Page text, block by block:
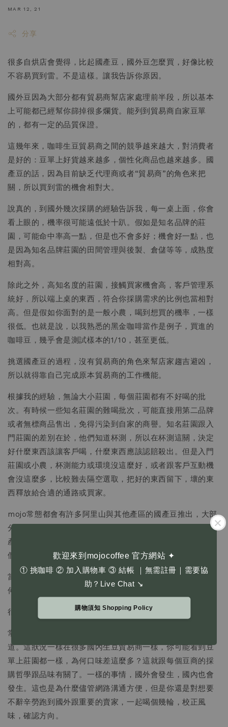
歡迎來到mojocoffee 官方網站 ✦
① 挑咖啡 ② 加入購物車 ③ 結帳 ｜無需註冊｜需要協
助？Live Chat ↘
購物須知 Shopping Policy
MAR 12, 21
分享
很多自烘店會覺得，比起國產豆，國外豆怎麼買，好像比較
不容易買到雷。不是這樣。讓我告訴你原因。
國外豆因為大部分都有貿易商幫店家處理前半段，所以基本
上可能都已經幫你篩掉很多爛貨。能列到貿易商自家豆單
的，都有一定的品質保證。
這幾年來，咖啡生豆貿易商之間的競爭越來越大，對消費者
是好的：豆單上好貨越來越多，個性化商品也越來越多。國
產豆的話，因為目前缺乏代理商或者“貿易商”的角色來把
關，所以買到雷的機會相對大。
說真的，到國外幾次採購的經驗告訴我，每一桌上面，你會
看上眼的，機率很可能遠低於十趴。假如是知名品牌的莊
園，可能命中率高一點，但是也不會多好；機會好一點，也
是因為知名品牌莊園的田間管理與後製、倉儲等等，成熟度
相對高。
除此之外，高知名度的莊園，接觸買家機會高，客戶管理系
統好，所以端上桌的東西，符合你採購需求的比例也當相對
高。但是假如你面對的是一般小農，喝到想買的機率，一樣
很低。也就是說，以我熟悉的黑金咖啡當作是例子，買進的
咖啡豆，幾乎會是測試樣本的1/10，甚至更低。
挑選國產豆的過程，沒有貿易商的角色來幫店家趨吉避凶，
所以就得靠自己完成原本貿易商的工作機能。
根據我的經驗，無論大小莊園，每個莊園都有不好喝的批
次。有時候一些知名莊園的難喝批次，可能直接用第二品牌
或者無標商品售出，免得污染到自家的商譽。知名莊園跟入
門莊園的差別在於，他們知道杯測，所以在杯測這關，決定
好什麼東西該讓客戶喝，什麼東西應該認賠殺出。但是入門
莊園或小農，杯測能力或環境沒這麼好，或者跟客戶互動機
會沒這麼多，比較難去隔空選取，把好的東西留下，壞的東
西釋放給合適的通路或買家。
mojo常態都會有許多阿里山與其他產區的國產豆推出，大部
分的人都會為這些咖啡的口味感到驚艷，跟過去體驗到的國
產咖啡相當不同。其實也是我們在大量樣本中海選出具有我
們風格喜好的批次。
當然，你看mojo賣了某莊園的商品，所以跟進叫貨，可是為
何喝起來差這麼多？
很可能不是我品味差，而是你買到比較不好的批次。
常常不是咖農要玩你，因為很多狀況下，他自己也不會知
道。這狀況一樣在很多國內生豆貿易商一樣，你可能看到豆
單上莊園都一樣，為何口味差這麼多？這就跟每個豆商的採
購哲學跟品味有關了。一樣的事情，國外會發生，國內也會
發生。這也是為什麼儘管網路溝通方便，但是你還是對想要
不辭辛勞跑到國外跟重要的賣家，一起喝個幾輪，校正風
味，確認方向。